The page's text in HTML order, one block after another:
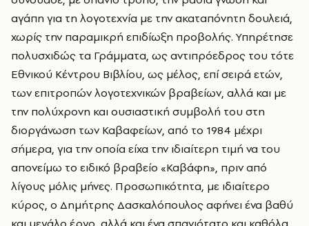
αγάπη για τη λογοτεχνία με την ακαταπόνητη δουλειά,
χωρίς την παραμικρή επιδίωξη προβολής. Υπηρέτησε
πολυσχιδώς τα Γράμματα, ως αντιπρόεδρος του τότε
Εθνικού Κέντρου Βιβλίου, ως μέλος, επί σειρά ετών,
των επιτροπών λογοτεχνικών βραβείων, αλλά και με
την πολύχρονη και ουσιαστική συμβολή του στη
διοργάνωση των Καβαφείων, από το 1984 μέχρι
σήμερα, για την οποία είχα την ιδιαίτερη τιμή να του
απονείμω το ειδικό βραβείο «Καβάφη», πριν από
λίγους μόλις μήνες. Προσωπικότητα, με ιδιαίτερο
κύρος, ο Δημήτρης Δασκαλόπουλος αφήνει ένα βαθύ